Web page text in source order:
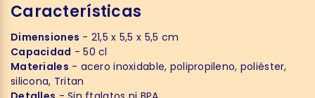
Características
Dimensiones - 21,5 x 5,5 x 5,5 cm
Capacidad - 50 cl
Materiales - acero inoxidable, polipropileno, poliéster,
silicona, Tritan